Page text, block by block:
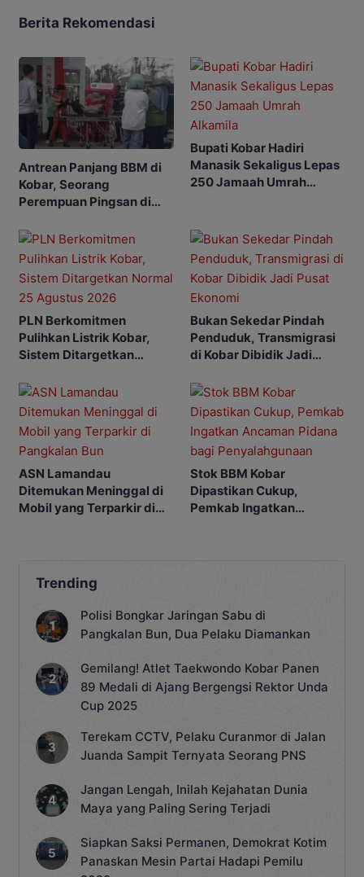
Berita Rekomendasi
Antrean Panjang BBM di
Kobar, Seorang
Perempuan Pingsan di
Bupati Kobar Hadiri
Manasik Sekaligus Lepas
250 Jamaah Umrah
PLN Berkomitmen
Pulihkan Listrik Kobar,
Sistem Ditargetkan
Bukan Sekedar Pindah
Penduduk, Transmigrasi
di Kobar Dibidik Jadi
ASN Lamandau
Ditemukan Meninggal di
Mobil yang Terparkir di
Stok BBM Kobar
Dipastikan Cukup,
Pemkab Ingatkan
Trending
Polisi Bongkar Jaringan Sabu di
Pangkalan Bun, Dua Pelaku Diamankan
Gemilang! Atlet Taekwondo Kobar Panen
89 Medali di Ajang Bergengsi Rektor Unda
Cup 2025
Terekam CCTV, Pelaku Curanmor di Jalan
Juanda Sampit Ternyata Seorang PNS
Jangan Lengah, Inilah Kejahatan Dunia
Maya yang Paling Sering Terjadi
Siapkan Saksi Permanen, Demokrat Kotim
Panaskan Mesin Partai Hadapi Pemilu